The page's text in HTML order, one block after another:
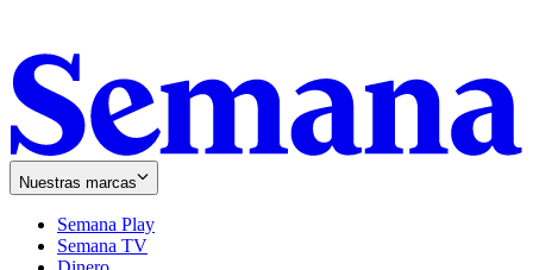
Nuestras marcas
Semana Play
Semana TV